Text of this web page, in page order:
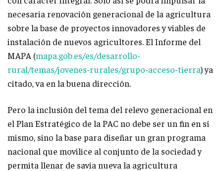
necesaria renovación generacional de la agricultura
sobre la base de proyectos innovadores y viables de
instalación de nuevos agricultores. El Informe del
MAPA (mapa.gob.es/es/desarrollo-
rural/temas/jovenes-rurales/grupo-acceso-tierra) ya
citado, va en la buena dirección.
Pero la inclusión del tema del relevo generacional en
el Plan Estratégico de la PAC no debe ser un fin en sí
mismo, sino la base para diseñar un gran programa
nacional que movilice al conjunto de la sociedad y
permita llenar de savia nueva la agricultura